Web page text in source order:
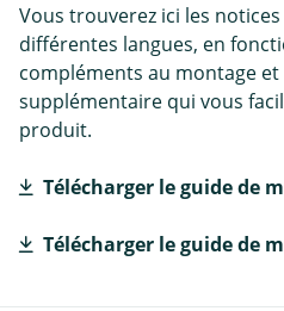
Vous trouverez ici les
différentes langues, en
compléments au montage
supplémentaire qui vous
produit.
Télécharger le guide de
Télécharger le guide de